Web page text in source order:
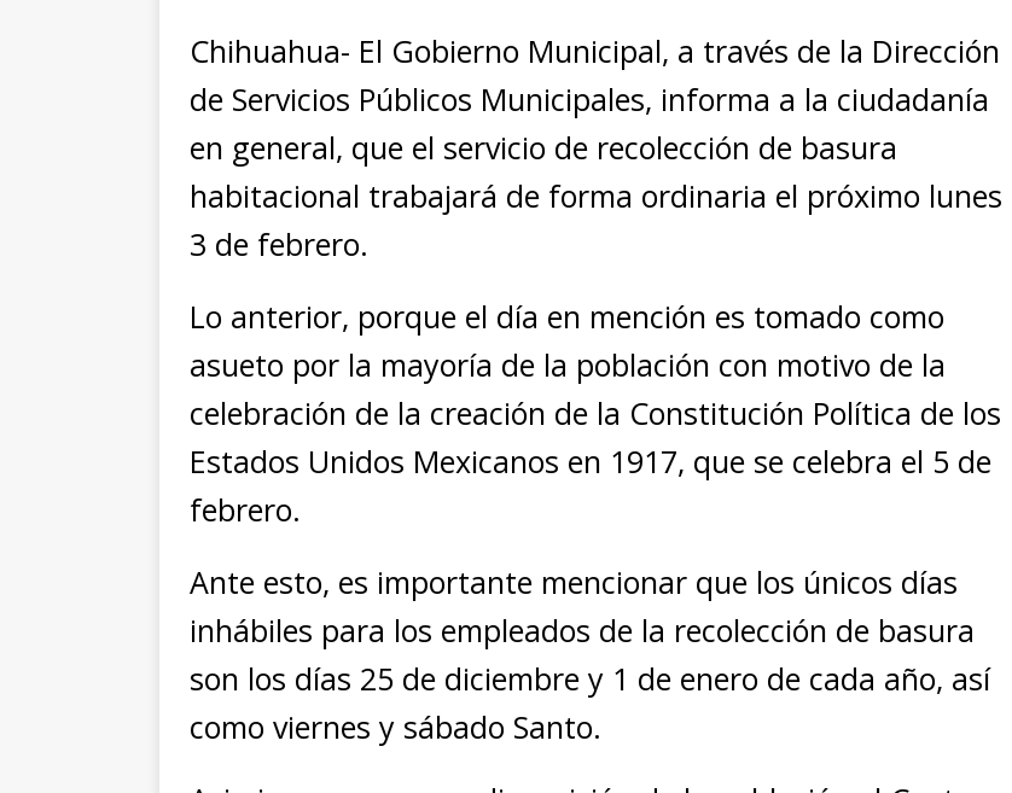
e
b
o
o
k
s
A
p
p
e
n
g
e
r
l
Li
n
k
ar
ti
r
Chihuahua- El Gobierno Municipal, a través de la Dirección
de Servicios Públicos Municipales, informa a la ciudadanía
en general, que el servicio de recolección de basura
habitacional trabajará de forma ordinaria el próximo lunes
3 de febrero.
Lo anterior, porque el día en mención es tomado como
asueto por la mayoría de la población con motivo de la
celebración de la creación de la Constitución Política de los
Estados Unidos Mexicanos en 1917, que se celebra el 5 de
febrero.
Ante esto, es importante mencionar que los únicos días
inhábiles para los empleados de la recolección de basura
son los días 25 de diciembre y 1 de enero de cada año, así
como viernes y sábado Santo.